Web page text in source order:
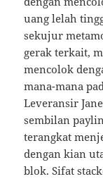
uang lelah
sekujur
gerak terkait,
mencolok
mana-mana
Leveransir
sembilan
terangkat
dengan kian
blok. Sifat